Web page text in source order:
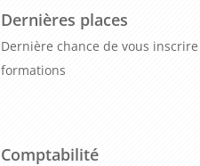
Dernières places
Dernière chance de vous inscrire
formations
Comptabilité